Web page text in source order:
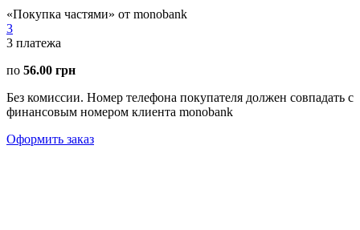
«Покупка частями» от monobank
3
3 платежа
по 56.00 грн
Без комиссии. Номер телефона покупателя должен совпадать с
финансовым номером клиента monobank
Оформить заказ